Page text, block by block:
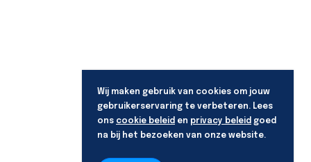
Wij maken gebruik van cookies om jouw
gebruikerservaring te verbeteren. Lees
ons cookie beleid en privacy beleid goed
na bij het bezoeken van onze website.